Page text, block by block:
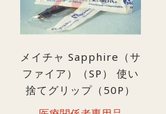
メイチャ Sapphire（サ
ファイア）（SP） 使い
捨てグリップ（50P）